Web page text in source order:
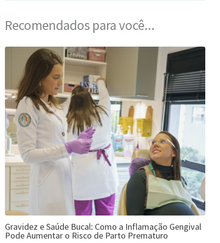
Recomendados para você...
Gravidez e Saúde Bucal: Como a Inflamação Gengival
Pode Aumentar o Risco de Parto Prematuro